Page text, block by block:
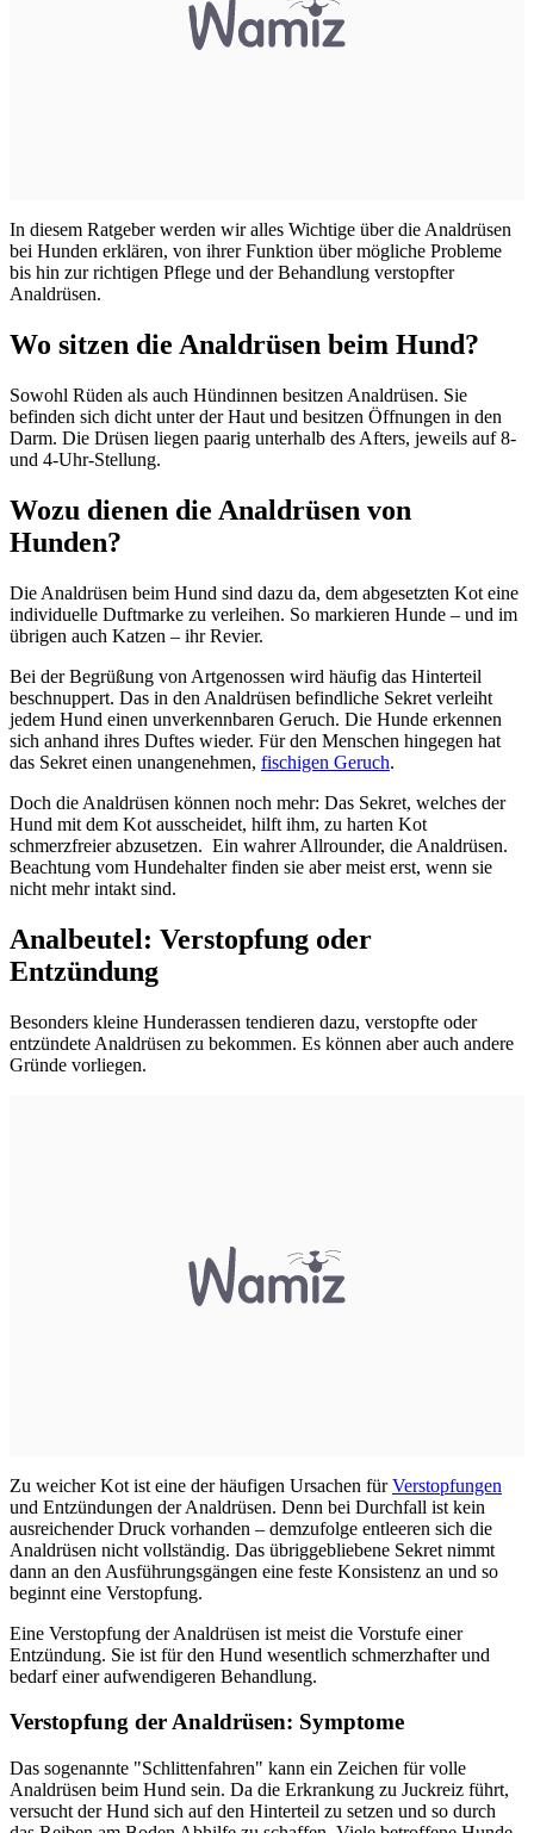
In diesem Ratgeber werden wir alles Wichtige über die Analdrüsen
bei Hunden erklären, von ihrer Funktion über mögliche Probleme
bis hin zur richtigen Pflege und der Behandlung verstopfter
Analdrüsen.
Wo sitzen die Analdrüsen beim Hund?
Sowohl Rüden als auch Hündinnen besitzen Analdrüsen. Sie
befinden sich dicht unter der Haut und besitzen Öffnungen in den
Darm. Die Drüsen liegen paarig unterhalb des Afters, jeweils auf 8-
und 4-Uhr-Stellung.
Wozu dienen die Analdrüsen von
Hunden?
Die Analdrüsen beim Hund sind dazu da, dem abgesetzten Kot eine
individuelle Duftmarke zu verleihen. So markieren Hunde – und im
übrigen auch Katzen – ihr Revier.
Bei der Begrüßung von Artgenossen wird häufig das Hinterteil
beschnuppert. Das in den Analdrüsen befindliche Sekret verleiht
jedem Hund einen unverkennbaren Geruch. Die Hunde erkennen
sich anhand ihres Duftes wieder. Für den Menschen hingegen hat
das Sekret einen unangenehmen, fischigen Geruch.
Doch die Analdrüsen können noch mehr: Das Sekret, welches der
Hund mit dem Kot ausscheidet, hilft ihm, zu harten Kot
schmerzfreier abzusetzen. Ein wahrer Allrounder, die Analdrüsen.
Beachtung vom Hundehalter finden sie aber meist erst, wenn sie
nicht mehr intakt sind.
Analbeutel: Verstopfung oder
Entzündung
Besonders kleine Hunderassen tendieren dazu, verstopfte oder
entzündete Analdrüsen zu bekommen. Es können aber auch andere
Gründe vorliegen.
Zu weicher Kot ist eine der häufigen Ursachen fürVerstopfungen
und Entzündungen der Analdrüsen. Denn bei Durchfall ist kein
ausreichender Druck vorhanden – demzufolge entleeren sich die
Analdrüsen nicht vollständig. Das übriggebliebene Sekret nimmt
dann an den Ausführungsgängen eine feste Konsistenz an und so
beginnt eine Verstopfung.
Eine Verstopfung der Analdrüsen ist meist die Vorstufe einer
Entzündung. Sie ist für den Hund wesentlich schmerzhafter und
bedarf einer aufwendigeren Behandlung.
Verstopfung der Analdrüsen: Symptome
Das sogenannte "Schlittenfahren" kann ein Zeichen für volle
Analdrüsen beim Hund sein. Da die Erkrankung zu Juckreiz führt,
versucht der Hund sich auf den Hinterteil zu setzen und so durch